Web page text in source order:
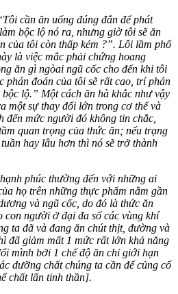
cần ăn uống đúng đắn để phát
bộc lộ nó ra, nhưng giờ tôi sẽ ăn
của tôi còn thấp kém ?”. Lỗi lầm phổ
là việc mắc phải chứng hoang
ăn gì ngòai ngũ cốc cho đến khi tôi
phán đoán của tôi sẽ rất cao, trí phán
lộ.” Một cách ăn hà khắc như vậy
một sự thay đổi lớn trong cơ thể và
đến mức người đó không tin chắc,
quan trọng của thức ăn; nếu trạng
hay lâu hơn thì nó sẽ trở thành
phúc thường đến với những ai
họ trên những thực phẩm nằm gần
và ngũ cốc, do đó là thức ăn
con người ở đại đa số các vùng khí
ta đã và đang ăn chút thịt, đường và
đã giảm mất 1 mức rất lớn khả năng
mình bởi 1 chế độ ăn chỉ giới hạn
dưỡng chất chúng ta cần để củng cố
chất lẩn tinh thần].